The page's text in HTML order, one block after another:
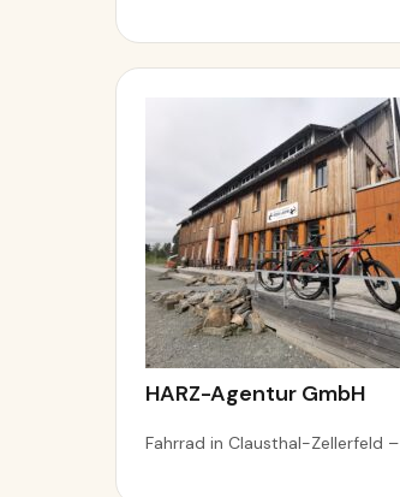
HARZ-Agentur GmbH
Fahrrad in Clausthal-Zellerfeld –